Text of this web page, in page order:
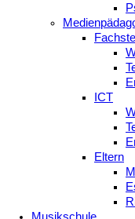
ICT
Eltern